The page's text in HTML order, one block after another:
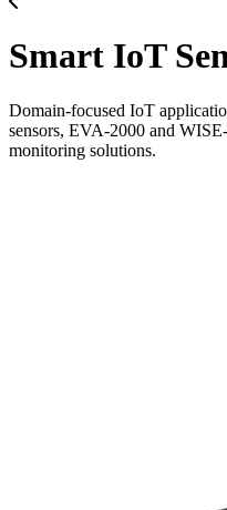
Smart IoT
Domain-focused IoT
sensors, EVA-2000 and
monitoring solutions.